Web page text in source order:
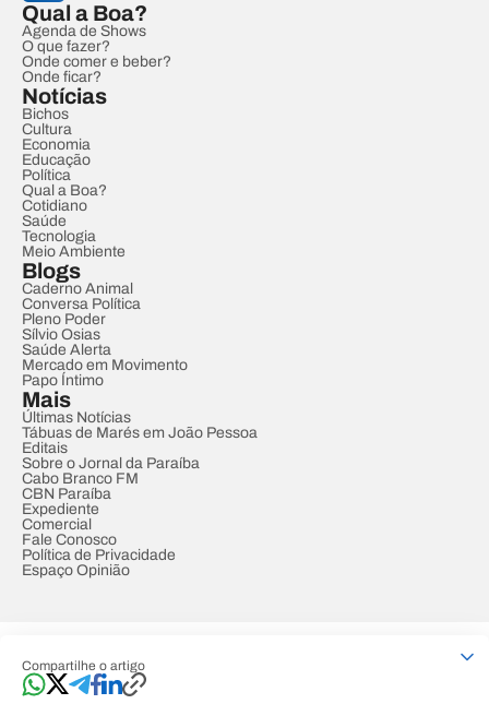
Compartilhe o artigo
Qual a Boa?
Agenda de Shows
O que fazer?
Onde comer e beber?
Onde ficar?
Notícias
Bichos
Cultura
Economia
Educação
Política
Qual a Boa?
Cotidiano
Saúde
Tecnologia
Meio Ambiente
Blogs
Caderno Animal
Conversa Política
Pleno Poder
Sílvio Osias
Saúde Alerta
Mercado em Movimento
Papo Íntimo
Mais
Últimas Notícias
Tábuas de Marés em João Pessoa
Editais
Sobre o Jornal da Paraíba
Cabo Branco FM
CBN Paraíba
Expediente
Comercial
Fale Conosco
Política de Privacidade
Espaço Opinião
Developed by Designed by